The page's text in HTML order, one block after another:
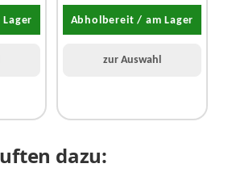
Abholbereit / am Lager
zur Auswahl
dazu: